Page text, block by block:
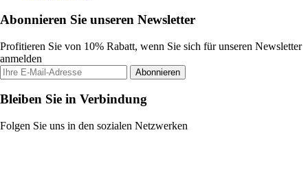
Abonnieren Sie unseren Newsletter
Profitieren Sie von 10% Rabatt, wenn Sie sich für unseren Newsletter
anmelden
Abonnieren
Bleiben Sie in Verbindung
Folgen Sie uns in den sozialen Netzwerken